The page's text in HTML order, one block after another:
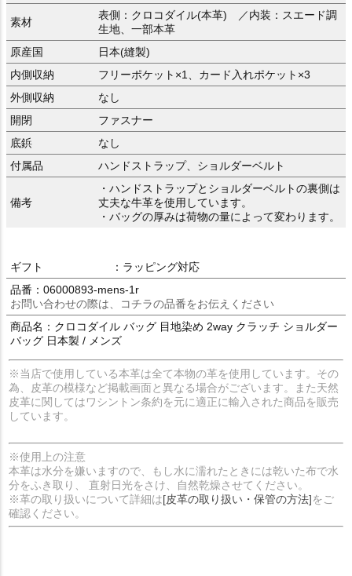
素材
表側：クロコダイル(本革) ／内装：スエード調
生地、一部本革
原産国
日本(縫製)
内側収納
フリーポケット×1、カード入れポケット×3
外側収納
なし
開閉
ファスナー
底鋲
なし
付属品
ハンドストラップ、ショルダーベルト
備考
・ハンドストラップとショルダーベルトの裏側は
丈夫な牛革を使用しています。
・バッグの厚みは荷物の量によって変わります。
ギフト
：ラッピング対応
品番：06000893-mens-1r
お問い合わせの際は、コチラの品番をお伝えください
商品名：クロコダイル バッグ 目地染め 2way クラッチ ショルダー
バッグ 日本製 / メンズ
※当店で使用している本革は全て本物の革を使用しています。その
為、皮革の模様など掲載画面と異なる場合がございます。また天然
皮革に関してはワシントン条約を元に適正に輸入された商品を販売
しています。
※使用上の注意
本革は水分を嫌いますので、もし水に濡れたときには乾いた布で水
分をふき取り、 直射日光をさけ、自然乾燥させてください。
※革の取り扱いについて詳細は[皮革の取り扱い・保管の方法]をご
確認ください。